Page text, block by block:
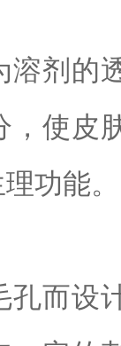
溶剂的
，使皮
功能。
孔而设